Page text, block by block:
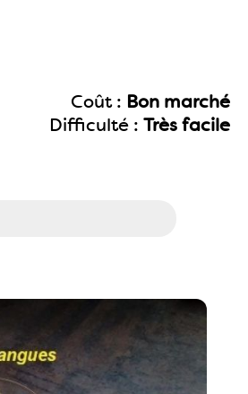
Coût : Bon marché
Difficulté : Très facile